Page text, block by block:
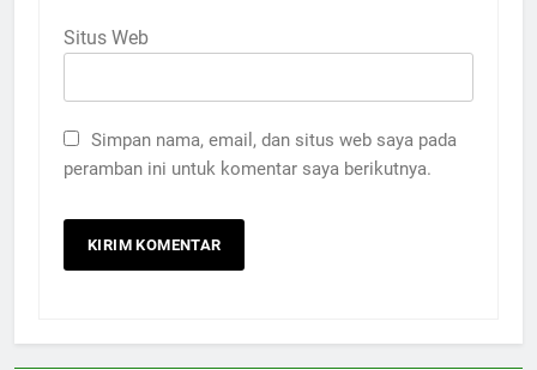
Situs Web
Simpan nama, email, dan situs web saya pada
peramban ini untuk komentar saya berikutnya.